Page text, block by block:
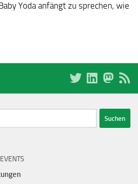
Yoda anfängt zu sprechen, wie